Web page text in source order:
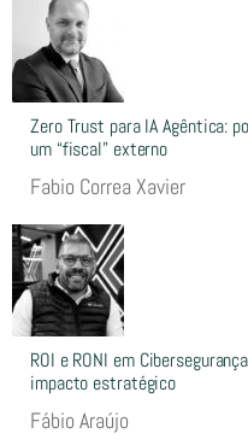
Zero Trust para IA Agêntica:
um “fiscal” externo
Fabio Correa Xavier
ROI e RONI em
impacto estratégico
Fábio Araújo